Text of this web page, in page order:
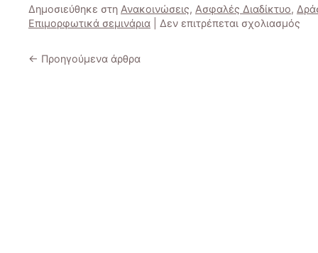
Δημοσιεύθηκε στη Ανακοινώσεις, Ασφαλές Διαδίκτυο,
Επιμορφωτικά σεμινάρια
Δεν επιτρέπεται σχολιασμός
← Προηγούμενα άρθρα